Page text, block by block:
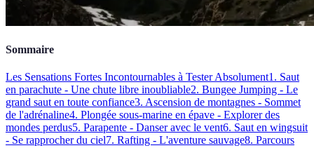
Sommaire
Les Sensations Fortes Incontournables à Tester Absolument1. Saut
en parachute - Une chute libre inoubliable2. Bungee Jumping - Le
grand saut en toute confiance3. Ascension de montagnes - Sommet
de l'adrénaline4. Plongée sous-marine en épave - Explorer des
mondes perdus5. Parapente - Danser avec le vent6. Saut en wingsuit
- Se rapprocher du ciel7. Rafting - L'aventure sauvage8. Parcours